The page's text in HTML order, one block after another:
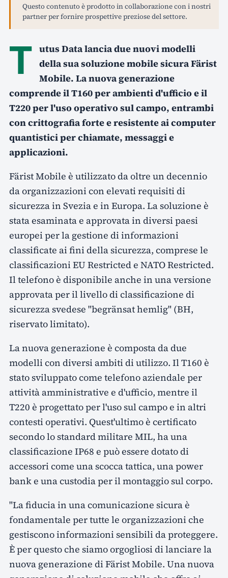
Questo contenuto è prodotto in collaborazione con i nostri
partner per fornire prospettive preziose del settore.
T utus Data lancia due nuovi modelli
della sua soluzione mobile sicura Färist
Mobile. La nuova generazione
comprende il T160 per ambienti d'ufficio e il
T220 per l'uso operativo sul campo, entrambi
con crittografia forte e resistente ai computer
quantistici per chiamate, messaggi e
applicazioni.
Färist Mobile è utilizzato da oltre un decennio
da organizzazioni con elevati requisiti di
sicurezza in Svezia e in Europa. La soluzione è
stata esaminata e approvata in diversi paesi
europei per la gestione di informazioni
classificate ai fini della sicurezza, comprese le
classificazioni EU Restricted e NATO Restricted.
Il telefono è disponibile anche in una versione
approvata per il livello di classificazione di
sicurezza svedese "begränsat hemlig" (BH,
riservato limitato).
La nuova generazione è composta da due
modelli con diversi ambiti di utilizzo. Il T160 è
stato sviluppato come telefono aziendale per
attività amministrative e d'ufficio, mentre il
T220 è progettato per l'uso sul campo e in altri
contesti operativi. Quest'ultimo è certificato
secondo lo standard militare MIL, ha una
classificazione IP68 e può essere dotato di
accessori come una scocca tattica, una power
bank e una custodia per il montaggio sul corpo.
"La fiducia in una comunicazione sicura è
fondamentale per tutte le organizzazioni che
gestiscono informazioni sensibili da proteggere.
È per questo che siamo orgogliosi di lanciare la
nuova generazione di Färist Mobile. Una nuova